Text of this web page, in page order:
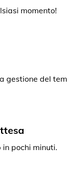
momento!
gestione del tem
pochi minuti.